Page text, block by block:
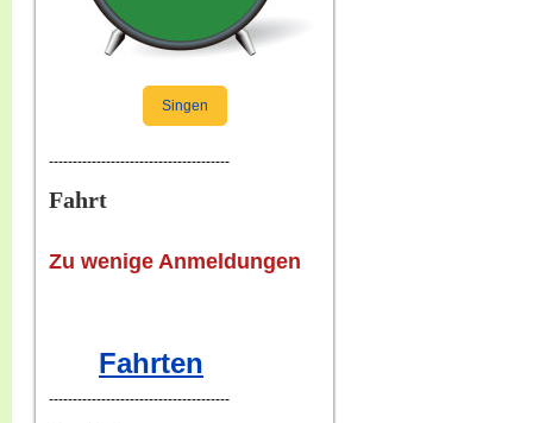
Singen
--------------------------------------
Fahrt
Zu wenige Anmeldungen
Fahrten
--------------------------------------